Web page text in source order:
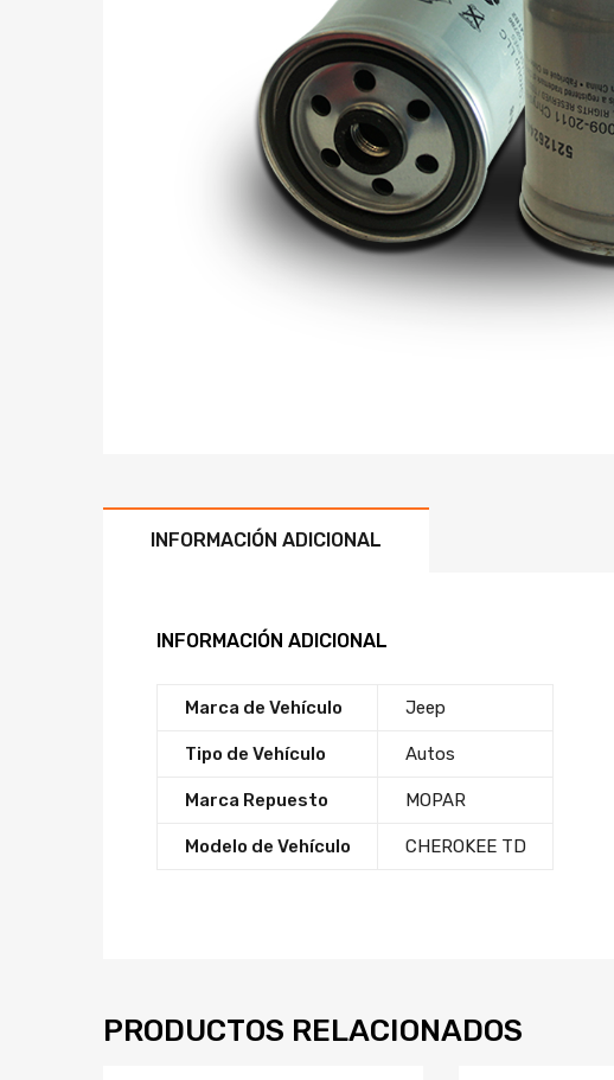
INFORMACIÓN ADICIONAL
INFORMACIÓN ADICIONAL
Marca de Vehículo Jeep
Tipo de Vehículo Autos
Marca Repuesto MOPAR
Modelo de Vehículo CHEROKEE TD
PRODUCTOS RELACIONADOS